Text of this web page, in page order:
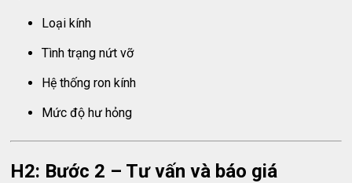
Loại kính
Tình trạng nứt vỡ
Hệ thống ron kính
Mức độ hư hỏng
H2: Bước 2 – Tư vấn và báo giá